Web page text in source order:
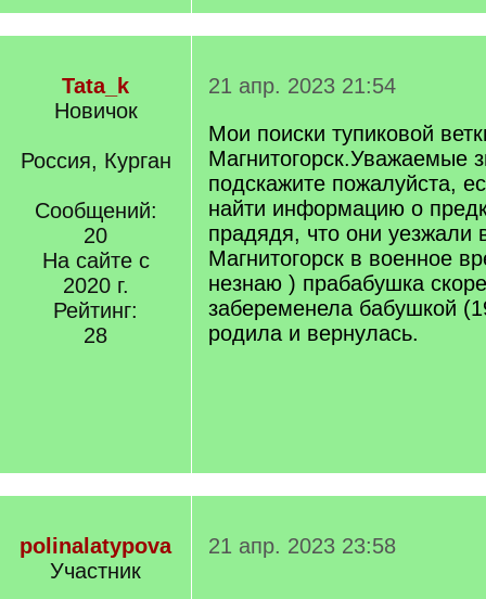
Tata_k
Новичок
Россия, Курган
Сообщений:
20
На сайте с
2020 г.
Рейтинг:
28
21 апр. 2023 21:54
Мои поиски тупиковой
Магнитогорск.Уважаемые
подскажите пожалуйста,
найти информацию о
прадядя, что они уезжали
Магнитогорск в военное
незнаю ) прабабушка
забеременела бабушкой
родила и вернулась.
polinalatypova
Участник
21 апр. 2023 23:58